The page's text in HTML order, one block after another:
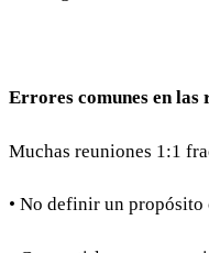
Errores comunes en las
Muchas reuniones 1:1
• No definir un propósito